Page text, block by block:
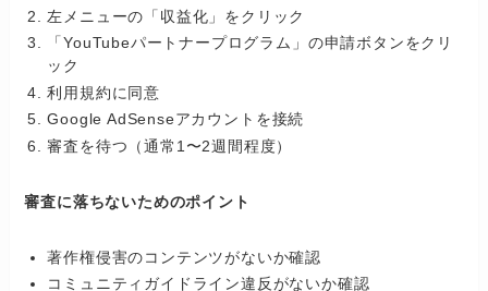
左メニューの「収益化」をクリック
「YouTubeパートナープログラム」の申請ボタンをクリ
ック
利用規約に同意
Google AdSenseアカウントを接続
審査を待つ（通常1〜2週間程度）
審査に落ちないためのポイント
著作権侵害のコンテンツがないか確認
コミュニティガイドライン違反がないか確認